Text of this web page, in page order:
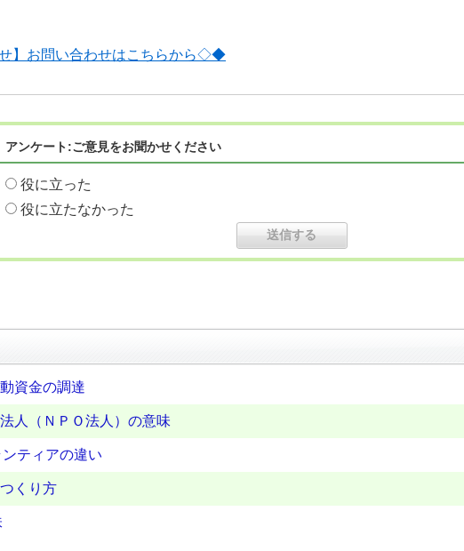
】お問い合わせはこちらから◇◆
アンケート:ご意見をお聞かせください
役に立った
役に立たなかった
資金の調達
人（ＮＰＯ法人）の意味
ティアの違い
くり方